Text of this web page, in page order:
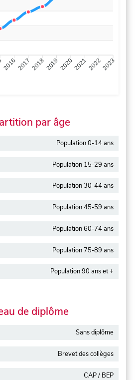
20162017 20182019 2020202120222023
par âge
Population 0-14 ans
Population 15-29 ans
Population 30-44 ans
Population 45-59 ans
Population 60-74 ans
Population 75-89 ans
Population 90 ans et +
de diplôme
Sans diplôme
Brevet des collèges
CAP / BEP